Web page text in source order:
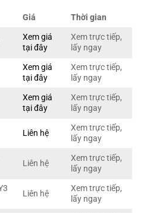
Giá Thời gian
Xem giá
tại đây
Xem trực tiếp,
lấy ngay
Xem giá
tại đây
Xem trực tiếp,
lấy ngay
Xem giá
tại đây
Xem trực tiếp,
lấy ngay
Liên hệ
Xem trực tiếp,
lấy ngay
Liên hệ
Xem trực tiếp,
lấy ngay
Liên hệ
Xem trực tiếp,
lấy ngay